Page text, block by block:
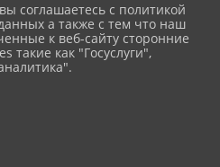
соглашаетесь с политикой
а также с тем что наш
к веб-сайту сторонние
такие как "Госуслуги",